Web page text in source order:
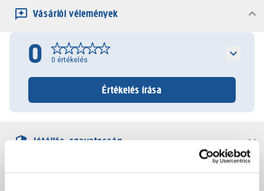
Vásárlói vélemények
0 0 értékelés
Értékelés írása
Jótállás, szavatosság